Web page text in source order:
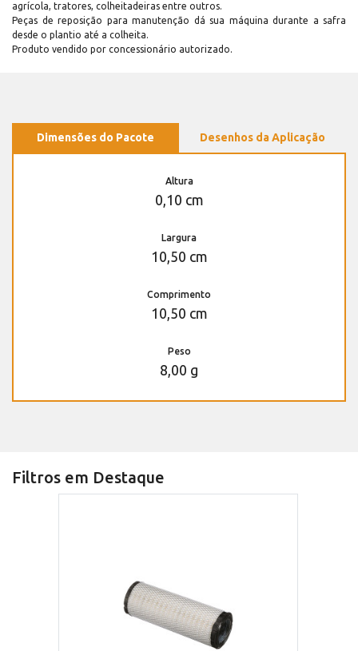
agrícola, tratores, colheitadeiras entre outros.
Peças de reposição para manutenção dá sua máquina durante a safra
desde o plantio até a colheita.
Produto vendido por concessionário autorizado.
Dimensões do Pacote Desenhos da Aplicação
Altura
0,10 cm
Largura
10,50 cm
Comprimento
10,50 cm
Peso
8,00 g
Filtros em Destaque